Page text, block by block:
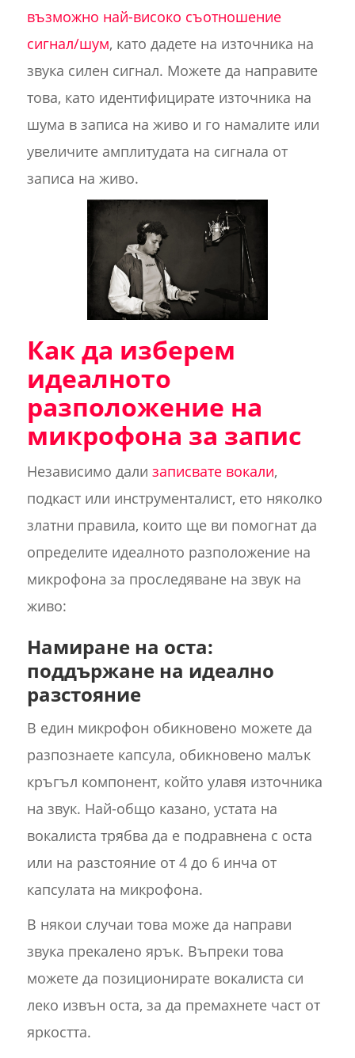
възможно най-високо съотношение
сигнал/шум, като дадете на източника на
звука силен сигнал. Можете да направите
това, като идентифицирате източника на
шума в записа на живо и го намалите или
увеличите амплитудата на сигнала от
записа на живо.
Как да изберем
идеалното
разположение на
микрофона за запис
Независимо дали записвате вокали,
подкаст или инструменталист, ето няколко
златни правила, които ще ви помогнат да
определите идеалното разположение на
микрофона за проследяване на звук на
живо:
Намиране на оста:
поддържане на идеално
разстояние
В един микрофон обикновено можете да
разпознаете капсула, обикновено малък
кръгъл компонент, който улавя източника
на звук. Най-общо казано, устата на
вокалиста трябва да е подравнена с оста
или на разстояние от 4 до 6 инча от
капсулата на микрофона.
В някои случаи това може да направи
звука прекалено ярък. Въпреки това
можете да позиционирате вокалиста си
леко извън оста, за да премахнете част от
яркостта.